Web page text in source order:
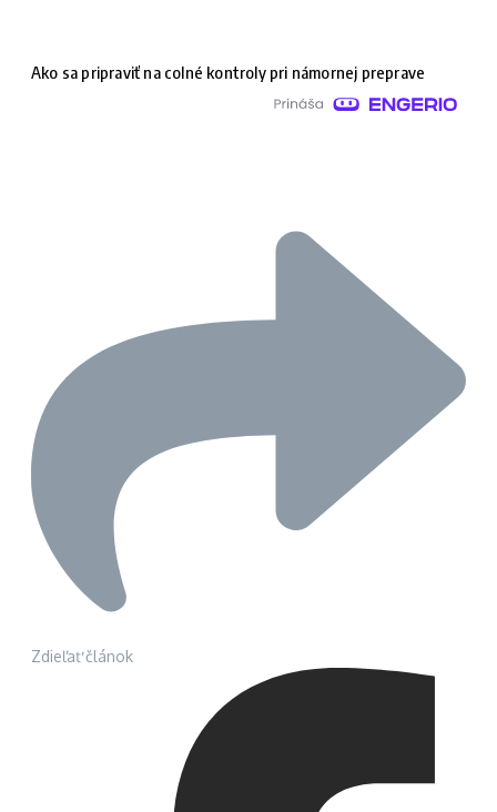
Ako sa pripraviť na colné kontroly pri námornej preprave
Zdieľať článok